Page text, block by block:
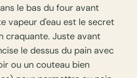
le bas du four avant
vapeur d'eau est le secret
craquante. Juste avant
le dessus du pain avec
ou un couteau bien